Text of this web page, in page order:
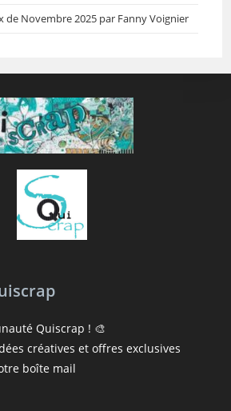
de Novembre 2025 par Fanny Voignier
Quiscrap ! 🎨
créatives et offres exclusives
boîte mail